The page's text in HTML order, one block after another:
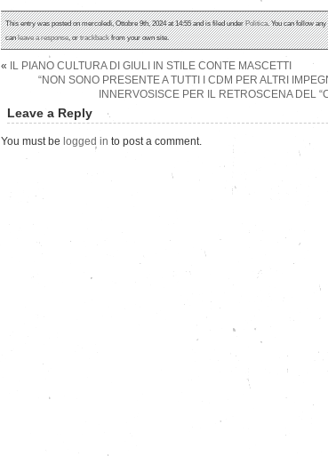
This entry was posted on mercoledì, Ottobre 9th, 2024 at 14:55 and is filed underPolitica. You can follow
canleave a response, ortrackbackfrom your own site.
«
IL PIANO CULTURA DI GIULI IN STILE CONTE MASCETTI
“NON SONO PRESENTE A TUTTI I CDM PER ALTRI
INNERVOSISCE PER IL RETROSCENA DEL
Leave a Reply
You must be logged in to post a comment.